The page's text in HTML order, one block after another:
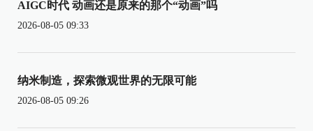
AIGC时代 动画还是原来的那个“动画”吗
2026-08-05 09:33
纳米制造，探索微观世界的无限可能
2026-08-05 09:26